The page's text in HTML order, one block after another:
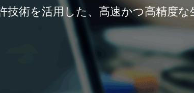
技術を活用した、高速かつ高精度な